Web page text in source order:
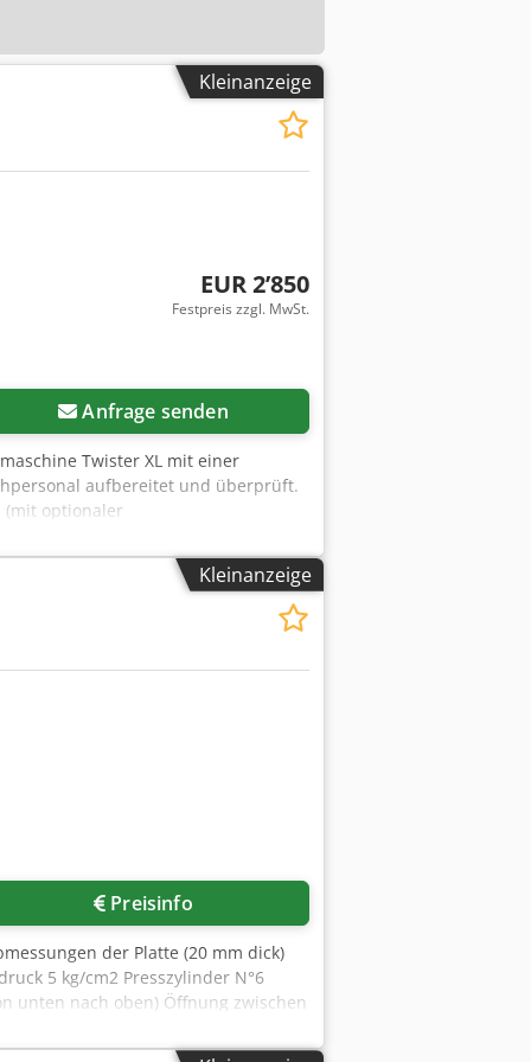
Kleinanzeige
EUR 2’850
Festpreis zzgl. MwSt.
Anfrage senden
Twister XL mit einer
aufbereitet und überprüft.
(mit optionaler
U/min und 150 – 3.600 U/min -
Aozgr Hgjiqsk Die Maschine steht
vorbehalten! Verwandte Begriffe:
Kleinanzeige
Preisinfo
der Platte (20 mm dick)
5 kg/cm2 Presszylinder N°6
unten nach oben) Öffnung zwischen